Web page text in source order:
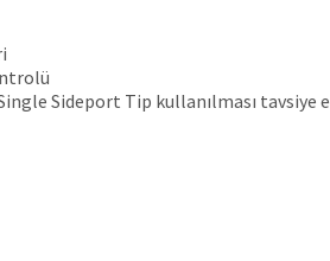
Sideport Tip kullanılması tavsiye